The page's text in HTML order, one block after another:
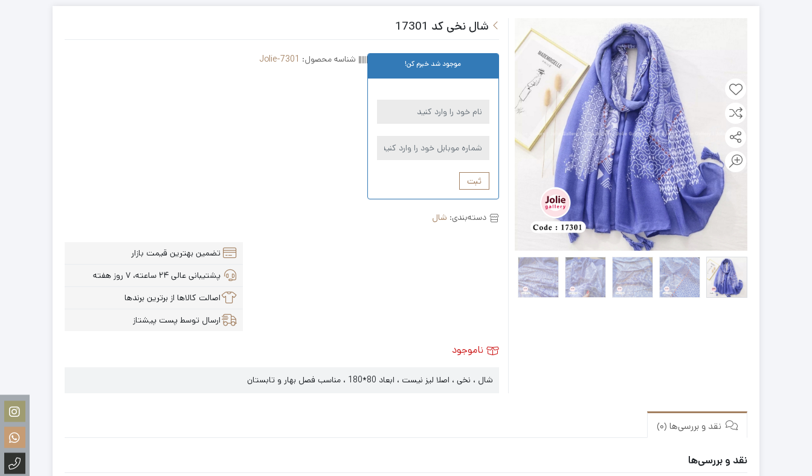
شال نخی کد 17301
موجود شد خبرم کن!
ثبت
شناسه محصول: Jolie-7301
دسته‌بندی: شال
تضمین بهترین قیمت بازار
پشتیبانی عالی ۲۴ ساعته، ۷ روز هفته
اصالت کالاها از برترین برندها
ارسال توسط پست پیشتاز
ناموجود
شال ، نخی ، اصلا لیز نیست ، ابعاد 80*180 ، مناسب فصل بهار و تابستان
نقد و بررسی‌ها (0)
نقد و بررسی‌ها